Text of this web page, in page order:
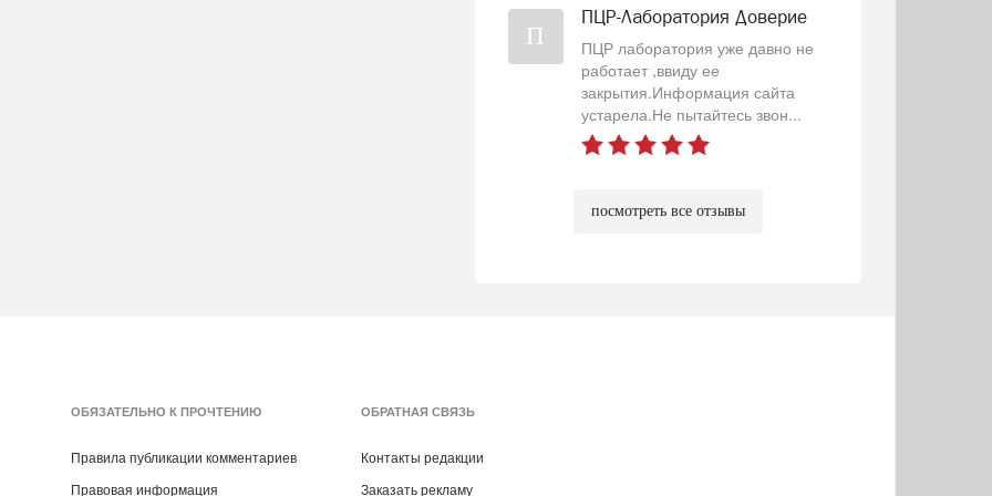
П
ПЦР-Лаборатория Доверие
ПЦР лаборатория уже давно не
работает ,ввиду ее
закрытия.Информация сайта
устарела.Не пытайтесь звон...
посмотреть все отзывы
ОБЯЗАТЕЛЬНО К ПРОЧТЕНИЮ
Правила публикации комментариев
Правовая информация
ОБРАТНАЯ СВЯЗЬ
Контакты редакции
Заказать рекламу